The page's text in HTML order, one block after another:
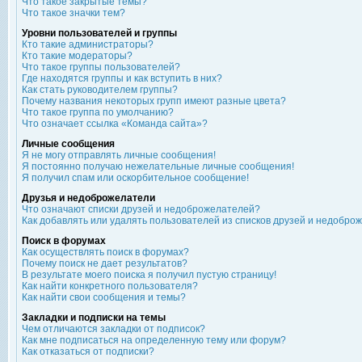
Что такое значки тем?
Уровни пользователей и группы
Кто такие администраторы?
Кто такие модераторы?
Что такое группы пользователей?
Где находятся группы и как вступить в них?
Как стать руководителем группы?
Почему названия некоторых групп имеют разные цвета?
Что такое группа по умолчанию?
Что означает ссылка «Команда сайта»?
Личные сообщения
Я не могу отправлять личные сообщения!
Я постоянно получаю нежелательные личные сообщения!
Я получил спам или оскорбительное сообщение!
Друзья и недоброжелатели
Что означают списки друзей и недоброжелателей?
Как добавлять или удалять пользователей из списков друзей и
Поиск в форумах
Как осуществлять поиск в форумах?
Почему поиск не дает результатов?
В результате моего поиска я получил пустую страницу!
Как найти конкретного пользователя?
Как найти свои сообщения и темы?
Закладки и подписки на темы
Чем отличаются закладки от подписок?
Как мне подписаться на определенную тему или форум?
Как отказаться от подписки?